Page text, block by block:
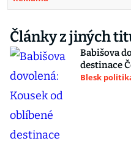
Články z jiných
Babišova
destinace
Blesk